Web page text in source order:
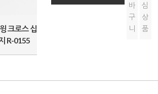
크로스 십
R-0155
바
구
니
심
상
품